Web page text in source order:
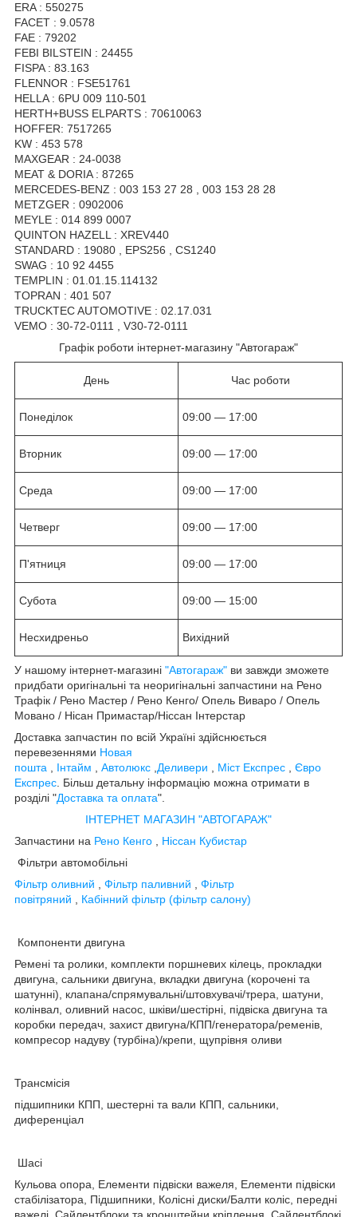
ERA : 550275
FACET : 9.0578
FAE : 79202
FEBI BILSTEIN : 24455
FISPA : 83.163
FLENNOR : FSE51761
HELLA : 6PU 009 110-501
HERTH+BUSS ELPARTS : 70610063
HOFFER: 7517265
KW : 453 578
MAXGEAR : 24-0038
MEAT & DORIA : 87265
MERCEDES-BENZ : 003 153 27 28 , 003 153 28 28
METZGER : 0902006
MEYLE : 014 899 0007
QUINTON HAZELL : XREV440
STANDARD : 19080 , EPS256 , CS1240
SWAG : 10 92 4455
TEMPLIN : 01.01.15.114132
TOPRAN : 401 507
TRUCKTEC AUTOMOTIVE : 02.17.031
VEMO : 30-72-0111 , V30-72-0111
Графік роботи інтернет-магазину "Автогараж"
День Час роботи
Понеділок 09:00 — 17:00
Вторник 09:00 — 17:00
Среда 09:00 — 17:00
Четверг 09:00 — 17:00
П'ятниця 09:00 — 17:00
Субота 09:00 — 15:00
Несхидреньо Вихідний
У нашому інтернет-магазині "Автогараж" ви завжди зможете
придбати оригінальні та неоригінальні запчастини на Рено
Трафік / Рено Мастер / Рено Кенго/ Опель Виваро / Опель
Мовано / Нісан Примастар/Ніссан Інтерстар
Доставка запчастин по всій Україні здійснюється
перевезеннями Новая
пошта
Інтайм Автолюкс Деливери Міст Експрес
Євро
Експрес . Більш детальну інформацію можна отримати в
розділі "Доставка та оплата".
ІНТЕРНЕТ МАГАЗИН "АВТОГАРАЖ"
Запчастини на Рено Кенго
Ніссан Кубистар
Фільтри автомобільні
Фільтр оливний
Фільтр паливний
Фільтр
повітряний
Кабінний фільтр (фільтр салону)
Компоненти двигуна
Ремені та ролики, комплекти поршневих кілець, прокладки
двигуна, сальники двигуна, вкладки двигуна (корочені та
шатунні), клапана/спрямувальні/штовхувачі/трера, шатуни,
колінвал, оливний насос, шківи/шестірні, підвіска двигуна та
коробки передач, захист двигуна/КПП/генератора/ременів,
компресор надуву (турбіна)/крепи, щупрівня оливи
Трансмісія
підшипники КПП, шестерні та вали КПП, сальники,
диференціал
Шасі
Кульова опора, Елементи підвіски важеля, Елементи підвіски
стабілізатора, Підшипники, Колісні диски/Балти коліс, передні